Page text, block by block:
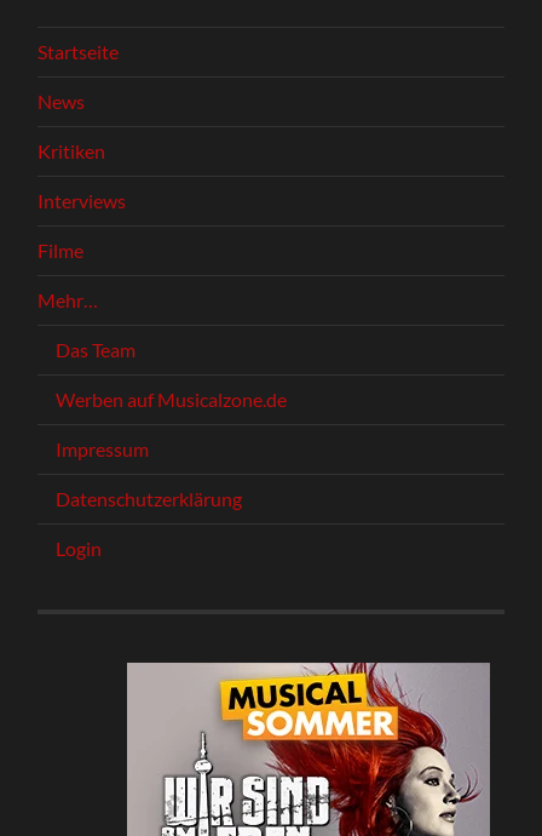
Startseite
News
Kritiken
Interviews
Filme
Mehr…
Das Team
Werben auf Musicalzone.de
Impressum
Datenschutzerklärung
Login